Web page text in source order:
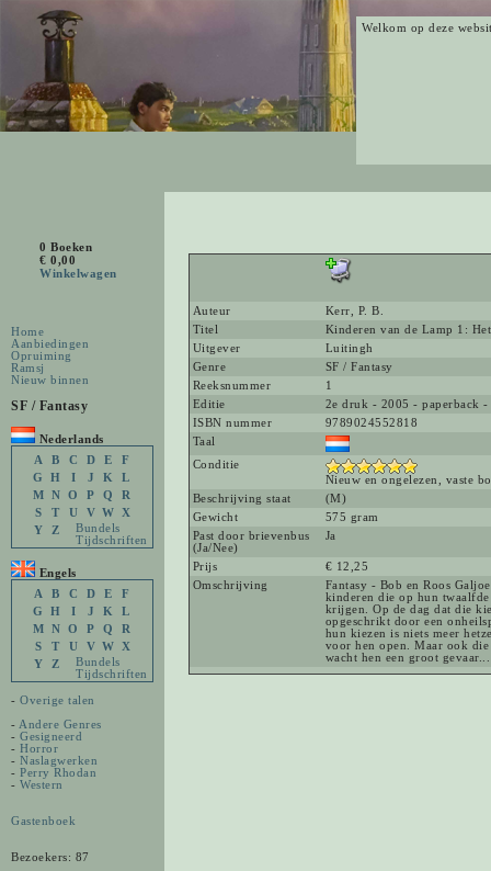
Welkom op deze
0 Boeken
€ 0,00
Winkelwagen
Home
Aanbiedingen
Opruiming
Ramsj
Nieuw binnen
SF / Fantasy
Nederlands
A
B C D E
F
G
H I J K
L
M
N O P Q
R
S
T U V W
X
Y
Z
Bundels
Tijdschriften
Engels
A
B C D E
F
G
H I J K
L
M
N O P Q
R
S
T U V W
X
Y
Z
Bundels
Tijdschriften
- Overige talen
- Andere Genres
- Gesigneerd
- Horror
- Naslagwerken
- Perry Rhodan
- Western
Gastenboek
Bezoekers: 87
Auteur
Kerr, P. B.
Titel
Kinderen van de Lamp 1:
Uitgever
Luitingh
Genre
SF / Fantasy
Reeksnummer
1
Editie
2e druk - 2005 - paperback
ISBN nummer
9789024552818
Taal
Conditie
Nieuw en ongelezen, vaste
Beschrijving staat
(M)
Gewicht
575 gram
Past door brievenbus
(Ja/Nee)
Ja
Prijs
€ 12,25
Omschrijving
Fantasy - Bob en Roos
kinderen die op hun
krijgen. Op de dag dat die
opgeschrikt door een
hun kiezen is niets meer
voor hen open. Maar ook
wacht hen een groot gevaar...